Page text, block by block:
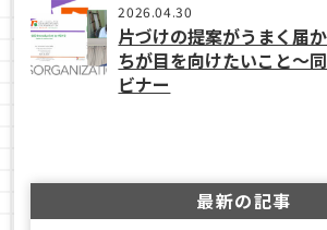
2026.04.30
片づけの提案がうまく届
ちが目を向けたいこと〜
ビナー
最新の記事